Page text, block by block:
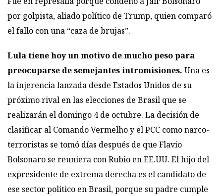
por golpista, aliado político de Trump, quien comparó
el fallo con una “caza de brujas”.
Lula tiene hoy un motivo de mucho peso para
preocuparse de semejantes intromisiones. Una es
la injerencia lanzada desde Estados Unidos de su
próximo rival en las elecciones de Brasil que se
realizarán el domingo 4 de octubre. La decisión de
clasificar al Comando Vermelho y el PCC como narco-
terroristas se tomó días después de que Flavio
Bolsonaro se reuniera con Rubio en EE.UU. El hijo del
expresidente de extrema derecha es el candidato de
ese sector político en Brasil, porque su padre cumple